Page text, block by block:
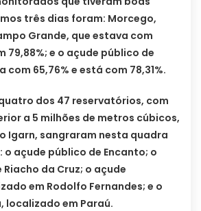
três dias foram: Morcego,
Grande, que estava com
79,88%; e o açude público de
com 65,76% e está com 78,31%.
dos 47 reservatórios, com
a 5 milhões de metros cúbicos,
Igarn, sangraram nesta quadra
o açude público de Encanto; o
da Cruz; o açude
em Rodolfo Fernandes; e o
localizado em Paraú.